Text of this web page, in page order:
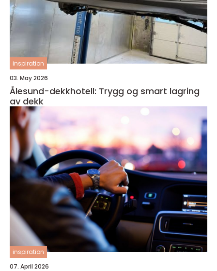
inspiration
03. May 2026
Ålesund-dekkhotell: Trygg og smart lagring
av dekk
inspiration
07. April 2026